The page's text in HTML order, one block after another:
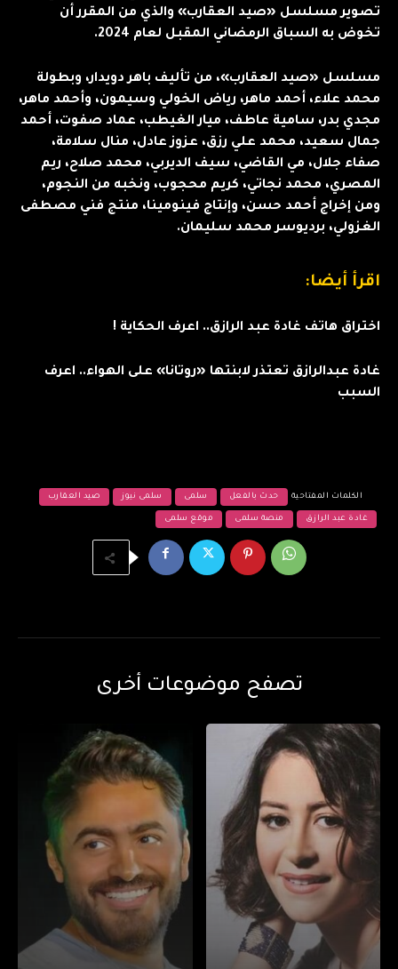
تصوير مسلسل «صيد العقارب» والذي من المقرر أن
تخوض به السباق الرمضاني المقبل لعام 2024.
مسلسل «صيد العقارب»، من تأليف باهر دويدار، وبطولة
محمد علاء، أحمد ماهر، رياض الخولي وسيمون، وأحمد ماهر،
مجدي بدر، سامية عاطف، ميار الغيطب، عماد صفوت، أحمد
جمال سعيد، محمد علي رزق، عزوز عادل، منال سلامة،
صفاء جلال، مي القاضي، سيف الديربي، محمد صلاح، ريم
المصري، محمد نجاتي، كريم محجوب، ونخبه من النجوم،
ومن إخراج أحمد حسن، وإنتاج فينومينا، منتج فني مصطفى
الغزولي، برديوسر محمد سليمان.
اقرأ أيضا:
اختراق هاتف غادة عبد الرازق.. اعرف الحكاية !
غادة عبدالرازق تعتذر لابنتها «روتانا» على الهواء.. اعرف
السبب
الكلمات المفتاحية حدث بالفعل سلمى سلمى نيوز صيد العقارب
غادة عبد الرازق منصة سلمى موقع سلمى
تصفح موضوعات أخرى